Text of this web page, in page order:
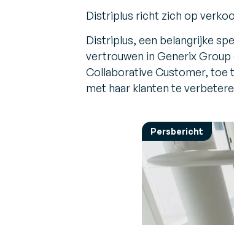
aankomende evenementen
Over Ons
Maak kennis met Generix
Perspectieven en
Distriplus richt zich op
Distriplus, een belangrijke
vertrouwen in Generix
Collaborative Customer, toe
met haar klanten te
Persbericht